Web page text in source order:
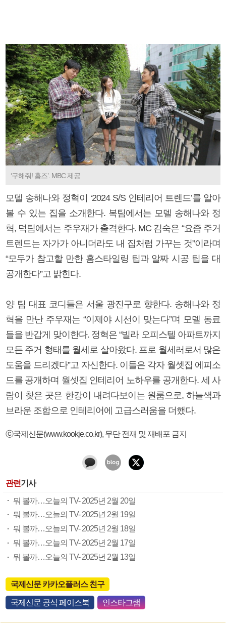
‘구해줘! 홈즈’. MBC 제공
모델 송해나와 정혁이 ‘2024 S/S 인테리어 트렌드’를 알아
볼 수 있는 집을 소개한다. 복팀에서는 모델 송해나와 정
혁, 덕팀에서는 주우재가 출격한다. MC 김숙은 “요즘 주거
트렌드는 자가가 아니더라도 내 집처럼 가꾸는 것”이라며
“모두가 참고할 만한 홈스타일링 팁과 알짜 시공 팁을 대
공개한다”고 밝힌다.
양 팀 대표 코디들은 서울 광진구로 향한다. 송해나와 정
혁을 만난 주우재는 “이제야 시선이 맞는다”며 모델 동료
들을 반갑게 맞이한다. 정혁은 “빌라 오피스텔 아파트까지
모든 주거 형태를 월세로 살아왔다. 프로 월세러로서 많은
도움을 드리겠다”고 자신한다. 이들은 각자 월셋집 에피소
드를 공개하며 월셋집 인테리어 노하우를 공개한다. 세 사
람이 찾은 곳은 한강이 내려다보이는 원룸으로, 하늘색과
브라운 조합으로 인테리어에 고급스러움을 더했다.
ⓒ국제신문(www.kookje.co.kr), 무단 전재 및 재배포 금지
관련기사
뭐 볼까…오늘의 TV- 2025년 2월 20일
뭐 볼까…오늘의 TV- 2025년 2월 19일
뭐 볼까…오늘의 TV- 2025년 2월 18일
뭐 볼까…오늘의 TV- 2025년 2월 17일
뭐 볼까…오늘의 TV- 2025년 2월 13일
국제신문 카카오플러스 친구
국제신문 공식 페이스북 인스타그램